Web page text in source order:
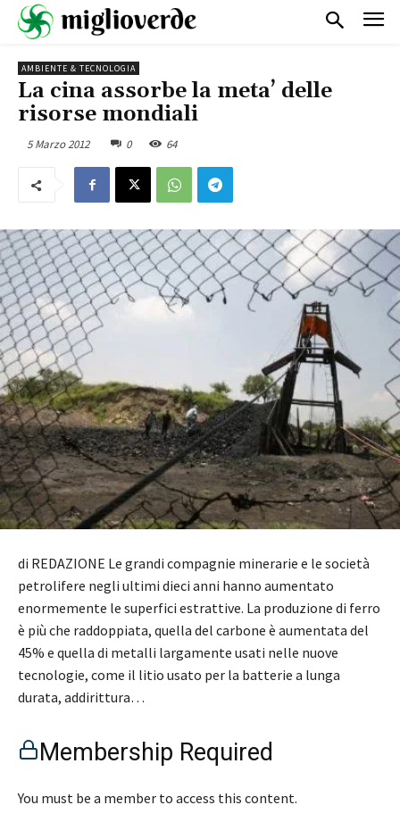
AMBIENTE & TECNOLOGIA
La cina assorbe la meta’ delle
risorse mondiali
5 Marzo 2012 0 64
di REDAZIONE Le grandi compagnie minerarie e le società
petrolifere negli ultimi dieci anni hanno aumentato
enormemente le superfici estrattive. La produzione di ferro
è più che raddoppiata, quella del carbone è aumentata del
45% e quella di metalli largamente usati nelle nuove
tecnologie, come il litio usato per la batterie a lunga
durata, addirittura…
Membership Required
You must be a member to access this content.